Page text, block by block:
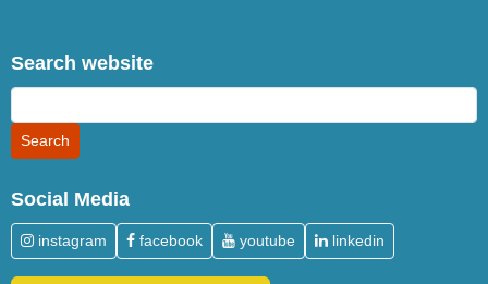
Search website
Social Media
instagram facebook youtube linkedin